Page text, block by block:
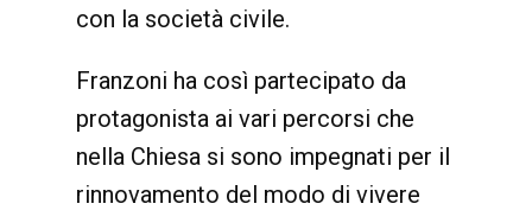
con la società civile.
Franzoni ha così partecipato da
protagonista ai vari percorsi che
nella Chiesa si sono impegnati per il
rinnovamento del modo di vivere